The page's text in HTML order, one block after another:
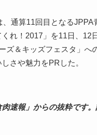
、通算11回目となる
れ！2017」を11日、12
ズ＆キッズフェスタ」へ
さや魅力をPRした。
速報」からの抜粋です。